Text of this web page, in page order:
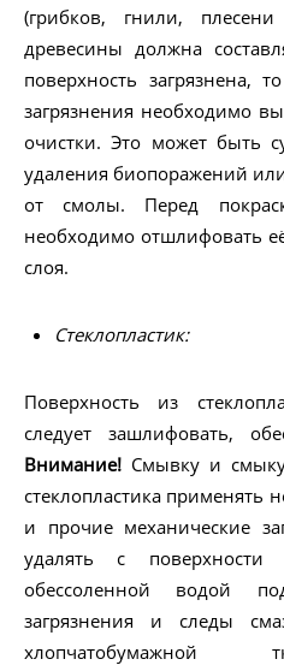
(грибков, гнили,
древесины должна
поверхность загрязнена,
загрязнения необходимо
очистки. Это может быть
удаления биопоражений
от смолы. Перед
необходимо отшлифовать
слоя.
Стеклопластик:
Поверхность из
следует зашлифовать,
Внимание! Смывку и
стеклопластика применять
и прочие механические
удалять с поверхности
обессоленной водой
загрязнения и следы
хлопчатобумажной